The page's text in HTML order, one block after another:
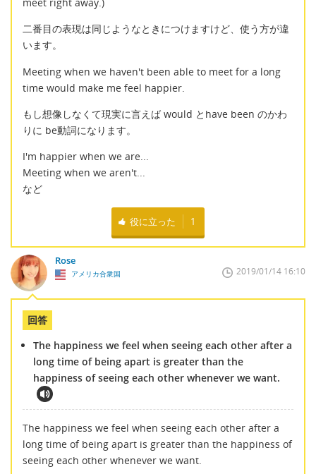
二番目の表現は同じようなときにつけますけど、使う方が違
います。
Meeting when we haven't been able to meet for a long
time would make me feel happier.
もし想像しなくて現実に言えば would とhave been のかわ
りに be動詞になります。
I'm happier when we are...
Meeting when we aren't...
など
役に立った 1
Rose
アメリカ合衆国 2019/01/14 16:10
回答
The happiness we feel when seeing each other after a
long time of being apart is greater than the
happiness of seeing each other whenever we want.
The happiness we feel when seeing each other after a
long time of being apart is greater than the happiness of
seeing each other whenever we want.